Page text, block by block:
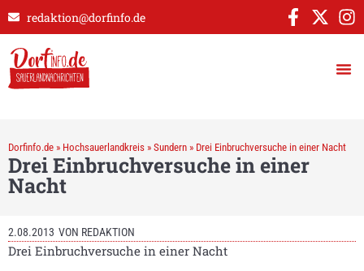
redaktion@dorfinfo.de
Dorfinfo.de » Hochsauerlandkreis » Sundern » Drei Einbruchversuche in einer Nacht
Drei Einbruchversuche in einer
Nacht
2.08.2013 VON REDAKTION
Drei Einbruchversuche in einer Nacht